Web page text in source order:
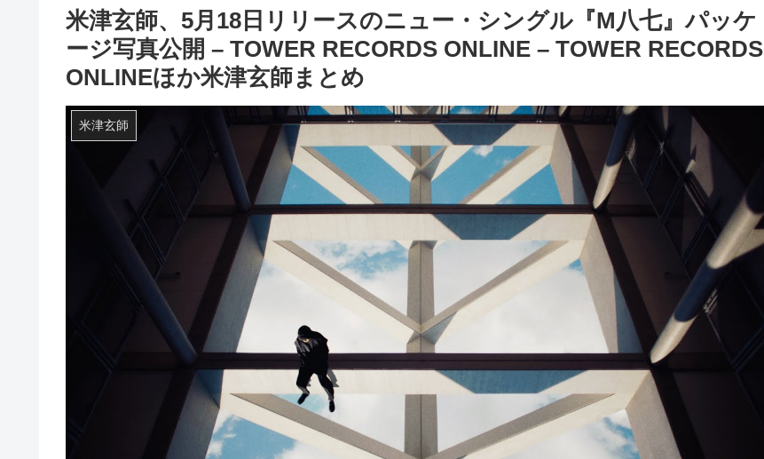
米津玄師、5月18日リリースのニュー・シングル『M八七』パッケ
ージ写真公開 – TOWER RECORDS ONLINE – TOWER RECORDS
ONLINEほか米津玄師まとめ
米津玄師